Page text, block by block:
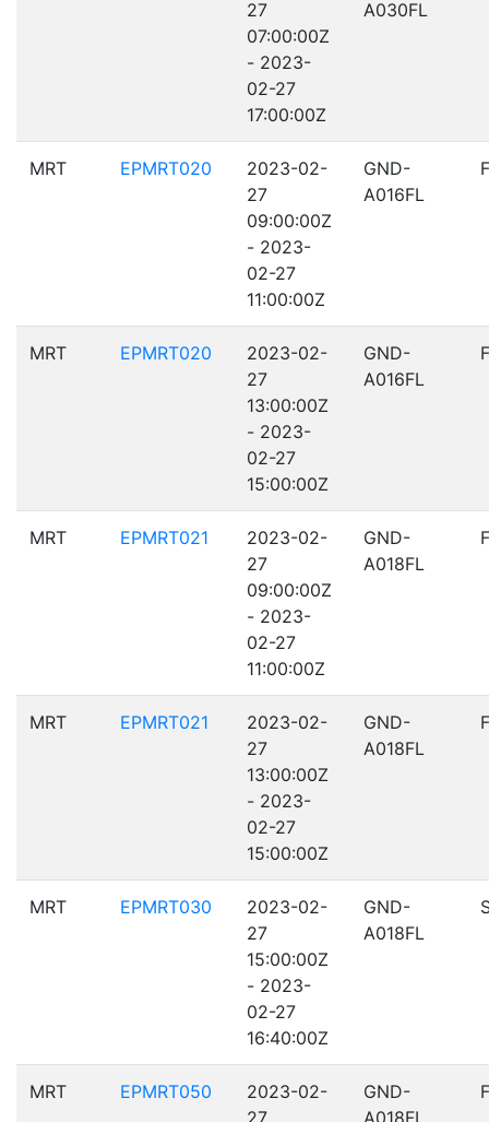
27
07:00:00Z
- 2023-
02-27
17:00:00Z
A030FL
MRT EPMRT020
2023-02-
27
09:00:00Z
- 2023-
02-27
11:00:00Z
GND-
A016FL
MRT EPMRT020
2023-02-
27
13:00:00Z
- 2023-
02-27
15:00:00Z
GND-
A016FL
MRT EPMRT021
2023-02-
27
09:00:00Z
- 2023-
02-27
11:00:00Z
GND-
A018FL
MRT EPMRT021
2023-02-
27
13:00:00Z
- 2023-
02-27
15:00:00Z
GND-
A018FL
MRT EPMRT030
2023-02-
27
15:00:00Z
- 2023-
02-27
16:40:00Z
GND-
A018FL
MRT EPMRT050
2023-02-
27
GND-
A018FL